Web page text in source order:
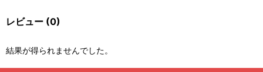
レビュー (0)
結果が得られませんでした。